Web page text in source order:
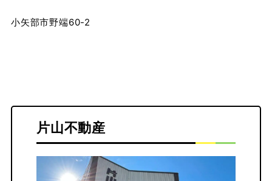
小矢部市野端60-2
片山不動産